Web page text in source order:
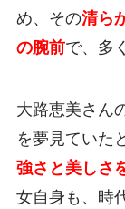
め、その清ら
の腕前で、多
大路恵美さん
を夢見ていた
強さと美しさ
女自身も、時